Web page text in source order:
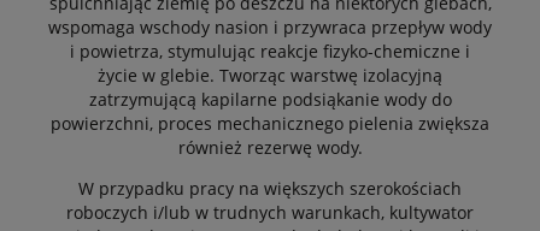
wspomaga wschody nasion i przywraca przepływ wody
i powietrza, stymulując reakcje fizyko-chemiczne i
życie w glebie. Tworząc warstwę izolacyjną
zatrzymującą kapilarne podsiąkanie wody do
powierzchni, proces mechanicznego pielenia zwiększa
również rezerwę wody.
W przypadku pracy na większych szerokościach
roboczych i/lub w trudnych warunkach, kultywator